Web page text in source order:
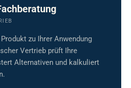
zu Ihrer Anwendung
Vertrieb prüft Ihre
Alternativen und kalkuliert